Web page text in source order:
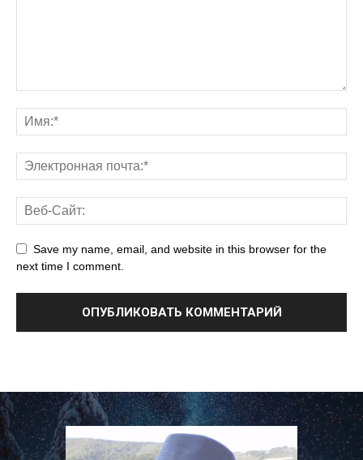
Save my name, email, and website in this browser for the
next time I comment.